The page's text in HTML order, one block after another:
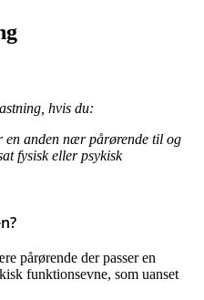
hvis du:
anden nær pårørende til og
fysisk eller psykisk
pårørende der passer en
funktionsevne, som uanset